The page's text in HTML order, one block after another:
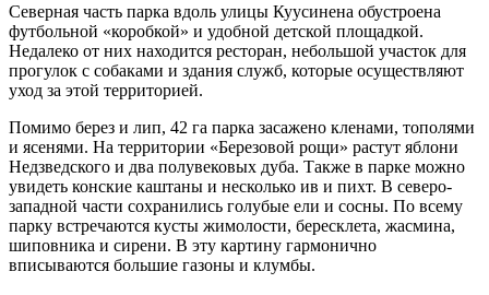
Северная часть парка вдоль улицы Куусинена обустроена
футбольной «коробкой» и удобной детской площадкой.
Недалеко от них находится ресторан, небольшой участок для
прогулок с собаками и здания служб, которые осуществляют
уход за этой территорией.
Помимо берез и лип, 42 га парка засажено кленами, тополями
и ясенями. На территории «Березовой рощи» растут яблони
Недзведского и два полувековых дуба. Также в парке можно
увидеть конские каштаны и несколько ив и пихт. В северо-
западной части сохранились голубые ели и сосны. По всему
парку встречаются кусты жимолости, бересклета, жасмина,
шиповника и сирени. В эту картину гармонично
вписываются большие газоны и клумбы.